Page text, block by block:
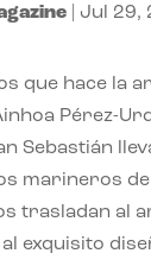
| Jul 29,
que hace la
Pérez-
Sebastián
marineros
trasladan al
al exquisito